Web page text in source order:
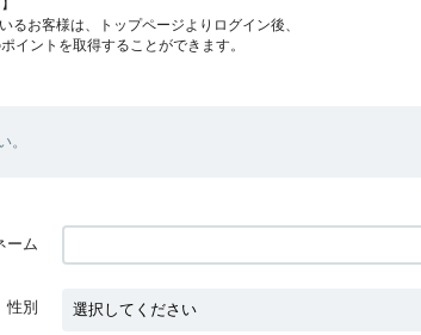
お客様は、トップページよりログイン後、
イントを取得することができます。
。
ーム
性別